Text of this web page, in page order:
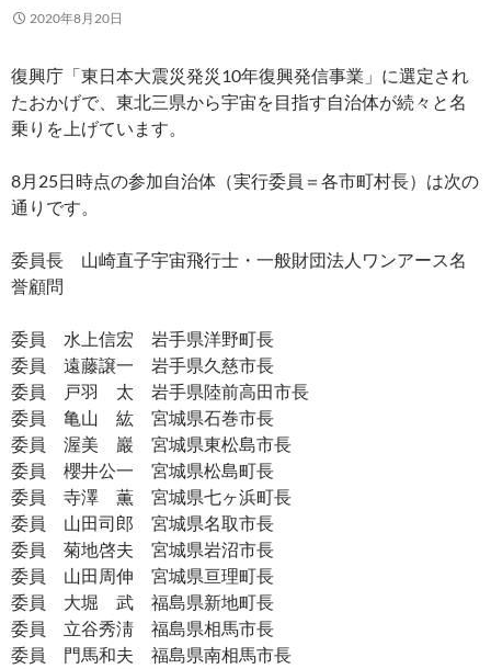
2020年8月20日
復興庁「東日本大震災発災10年復興発信事業」に選定され
たおかげで、東北三県から宇宙を目指す自治体が続々と名
乗りを上げています。
8月25日時点の参加自治体（実行委員＝各市町村長）は次の
通りです。
委員長 山崎直子宇宙飛行士・一般財団法人ワンアース名
誉顧問
委員 水上信宏 岩手県洋野町長
委員 遠藤譲一 岩手県久慈市長
委員 戸羽 太 岩手県陸前高田市長
委員 亀山 紘 宮城県石巻市長
委員 渥美 巖 宮城県東松島市長
委員 櫻井公一 宮城県松島町長
委員 寺澤 薫 宮城県七ヶ浜町長
委員 山田司郎 宮城県名取市長
委員 菊地啓夫 宮城県岩沼市長
委員 山田周伸 宮城県亘理町長
委員 大堀 武 福島県新地町長
委員 立谷秀淸 福島県相馬市長
委員 門馬和夫 福島県南相馬市長